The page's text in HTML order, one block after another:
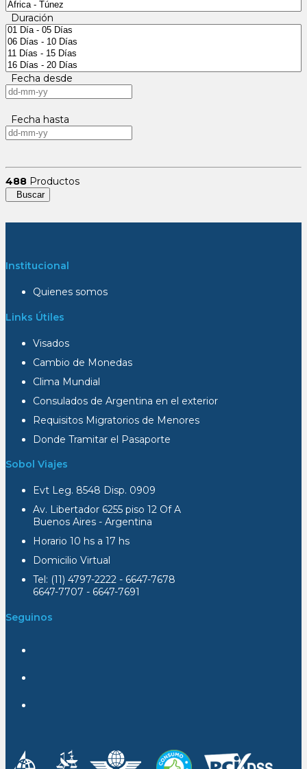
Duración
Fecha desde
Fecha hasta
488 Productos
Buscar
Institucional
Quienes somos
Links Útiles
Visados
Cambio de Monedas
Clima Mundial
Consulados de Argentina en el exterior
Requisitos Migratorios de Menores
Donde Tramitar el Pasaporte
Sobol Viajes
Evt Leg. 8548 Disp. 0909
Av. Libertador 6255 piso 12 Of A
Buenos Aires - Argentina
Horario 10 hs a 17 hs
Domicilio Virtual
Tel: (11) 4797-2222 - 6647-7678
6647-7707 - 6647-7691
Seguinos